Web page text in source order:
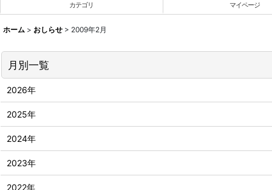
カテゴリ マイページ
ホーム > おしらせ > 2009年2月
月別一覧
2026年
2025年
2024年
2023年
2022年